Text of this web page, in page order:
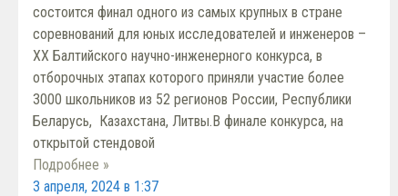
состоится финал одного из самых крупных в стране
соревнований для юных исследователей и инженеров –
XХ Балтийского научно-инженерного конкурса, в
отборочных этапах которого приняли участие более
3000 школьников из 52 регионов России, Республики
Беларусь, Казахстана, Литвы.В финале конкурса, на
открытой стендовой
Подробнее »
3 апреля, 2024 в 1:37